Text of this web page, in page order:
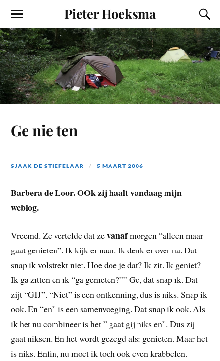
Pieter Hoeksma
Ge nie ten
SJAAK DE STIEFELAAR 5 MAART 2006
Barbera de Loor. OOk zij haalt vandaag mijn
weblog.
Vreemd. Ze vertelde dat zevanafmorgen “alleen maar
gaat genieten”. Ik kijk er naar. Ik denk er over na. Dat
snap ik volstrekt niet. Hoe doe je dat? Ik zit. Ik geniet?
Ik ga zitten en ik “ga genieten?”” Ge, dat snap ik. Dat
zijt “GIJ”. “Niet” is een ontkenning, dus is niks. Snap ik
ook. En “en” is een samenvoeging. Dat snap ik ook. Als
ik het nu combineer is het ” gaat gij niks en”. Dus zij
gaat niksen. En het wordt gezegd als: genieten. Maar het
is niks. Enfin, nu moet ik toch ook even krabbelen.